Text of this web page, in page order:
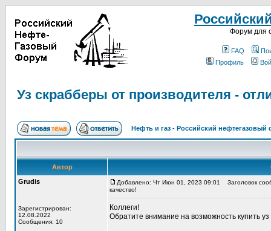
Форум для
FAQ
Профиль
Уз скрабберы от производителя -
Нефть и газ - Российский нефтегазовый
Автор
Grudis
Зарегистрирован:
12.08.2022
Сообщения: 10
Добавлено: Чт Июн 01, 2023 09:01
Заголовок
качество!
Коллеги!
Обратите внимание на возможность купить